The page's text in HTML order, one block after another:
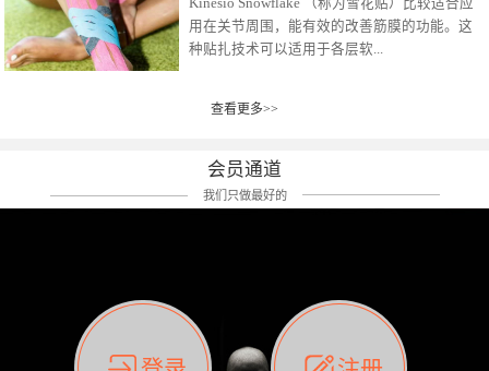
易过敏的那种，基本不会有过敏瘙痒的情况。
但是，当身体不适、休息不好、持续紧张等特
殊因素的影响下，有时还是会出现瘙痒过敏的
前后后居家近30天左右，感觉日子都日夜颠倒
痛影响走路。当天疼痛部贴了EDF和胃十字，膝
关节贴了半月板贴布。第2天第12肋部的EDF和
消失，贴布也没有出现进一步瘙痒过敏。而膝
关节的半月板贴布张力用的100%，但自始至终
它都很坚强的贴着，没有出现过任何瘙痒的迹
（KTAI）名誉会长 身体具有免疫、疼痛、细胞
破坏、发热、修复、增殖、再生等自然愈合能
力。 多作为细胞因子存在于皮肤表皮、真皮、
扎疗法）的效果是通过创造一个环境，使每种
以激发身体的自然愈合能力。 通常，药物会削
弱细胞因子的作用，单方面还会引起副作用的
症状。 与此相比，Kinesio肌内效贴创造了细
的控制仍有许多未知。 细胞因子是一种酵素，
各种各样的酵素起着适当的作用，为细胞创造
了适合居住的环境。 在现代医学上，这种细胞
用在关节周围，能有效的改善筋膜的功能。这
种贴扎技术可以适用于各层软...
组织:肌肉，肌腱，韧带（主要围绕有问题的关
状，而是指贴布本身很重量，以及贴布刺激的
类型。贴布的应用充分利用了体内由间质液组
成的自然流体力学的流体层。这种轻微的刺激
间，还可以在单片贴布上提供支持和深度刺
激。通过对间质液的适当控制，可以连接皮下
筋膜，对关节进行非常轻柔的刺激，增加患部
查看更多>>
会员通道
我们只做最好的